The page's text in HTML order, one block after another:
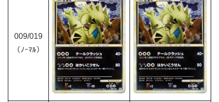
009/019
（ﾉｰﾏﾙ）